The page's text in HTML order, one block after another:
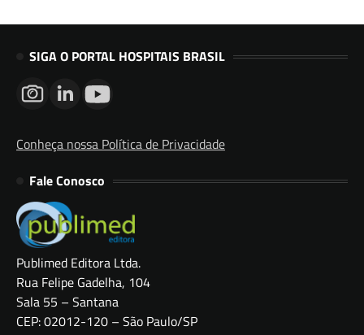
SIGA O PORTAL HOSPITAIS BRASIL
Conheça nossa Política de Privacidade
Fale Conosco
Publimed Editora Ltda.
Rua Felipe Gadelha, 104
Sala 55 – Santana
CEP: 02012-120 – São Paulo/SP